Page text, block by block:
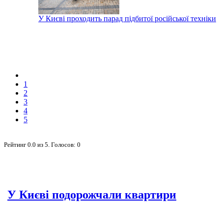
У Києві проходить парад підбитої російської техніки
1
2
3
4
5
Рейтинг 0.0 из 5 . Голосов: 0
У Києві подорожчали квартири